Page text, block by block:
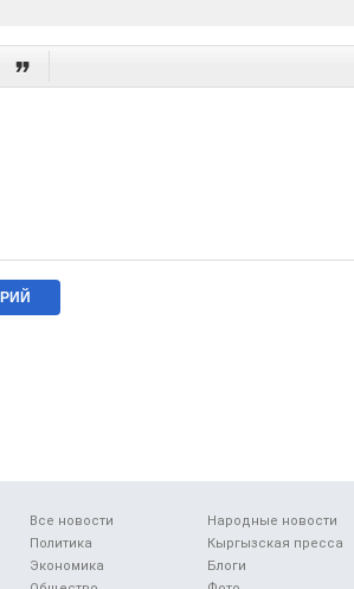

Все новости
Политика
Экономика
Народные новости
Кыргызская пресса
Блоги